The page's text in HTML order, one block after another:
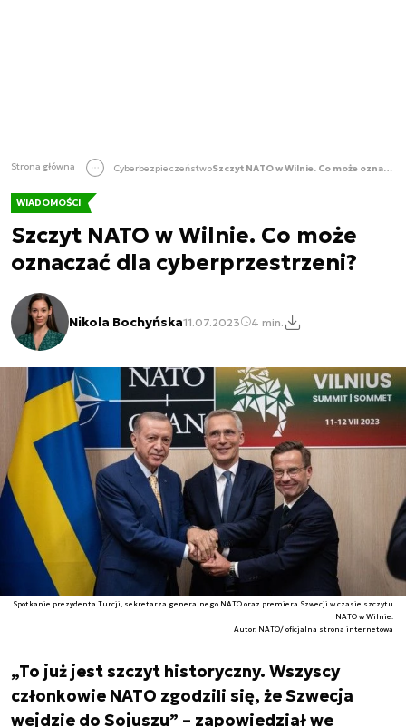
Strona główna Cyberbezpieczeństwo Szczyt NATO w Wilnie. Co może oznaczać dla cyberprzestrzeni?
WIADOMOŚCI
Szczyt NATO w Wilnie. Co może
oznaczać dla cyberprzestrzeni?
Nikola Bochyńska11.07.2023 4 min.
Spotkanie prezydenta Turcji, sekretarza generalnego NATO oraz premiera Szwecji w czasie szczytu
NATO w Wilnie.
Autor. NATO/ oficjalna strona internetowa
„To już jest szczyt historyczny. Wszyscy
członkowie NATO zgodzili się, że Szwecja
wejdzie do Sojuszu” – zapowiedział we